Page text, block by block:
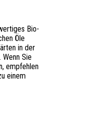
Bio-
Öle
in der
Sie
empfehlen
einem